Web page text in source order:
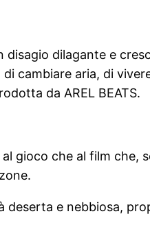
disagio dilagante e
cambiare aria, di
da AREL BEATS.
gioco che al film che,
e nebbiosa,